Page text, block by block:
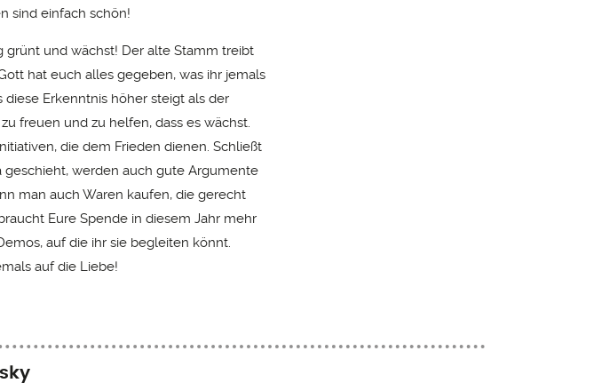
sind einfach schön!
grünt und wächst! Der alte Stamm treibt
hat euch alles gegeben, was ihr jemals
Erkenntnis höher steigt als der
freuen und zu helfen, dass es wächst.
die dem Frieden dienen. Schließt
geschieht, werden auch gute Argumente
man auch Waren kaufen, die gerecht
Eure Spende in diesem Jahr mehr
auf die ihr sie begleiten könnt.
auf die Liebe!